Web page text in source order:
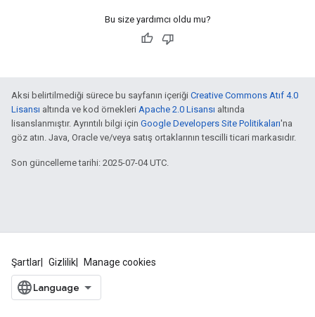
Bu size yardımcı oldu mu?
Aksi belirtilmediği sürece bu sayfanın içeriği Creative Commons Atıf 4.0
Lisansı altında ve kod örnekleri Apache 2.0 Lisansı altında
lisanslanmıştır. Ayrıntılı bilgi için Google Developers Site Politikaları'na
göz atın. Java, Oracle ve/veya satış ortaklarının tescilli ticari markasıdır.
Son güncelleme tarihi: 2025-07-04 UTC.
Şartlar Gizlilik Manage cookies